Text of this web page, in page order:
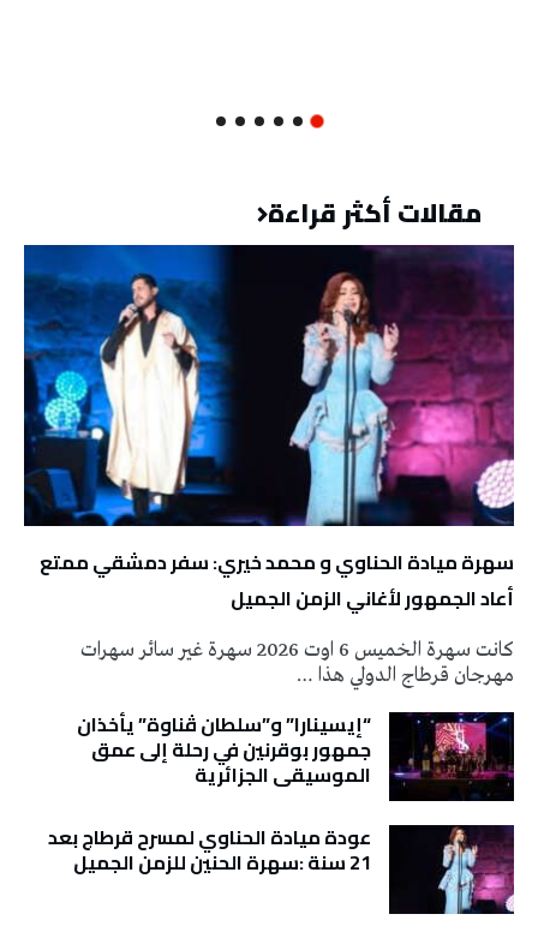
مقالات أكثر قراءة
سهرة ميادة الحناوي و محمد خيري: سفر دمشقي ممتع
أعاد الجمهور لأغاني الزمن الجميل
كانت سهرة الخميس 6 اوت 2026 سهرة غير سائر سهرات
مهرجان قرطاج الدولي هذا …
“إيسينارا” و”سلطان ڤناوة” يأخذان
جمهور بوقرنين في رحلة إلى عمق
الموسيقى الجزائرية
عودة ميادة الحناوي لمسرح قرطاج بعد
21 سنة :سهرة الحنين للزمن الجميل